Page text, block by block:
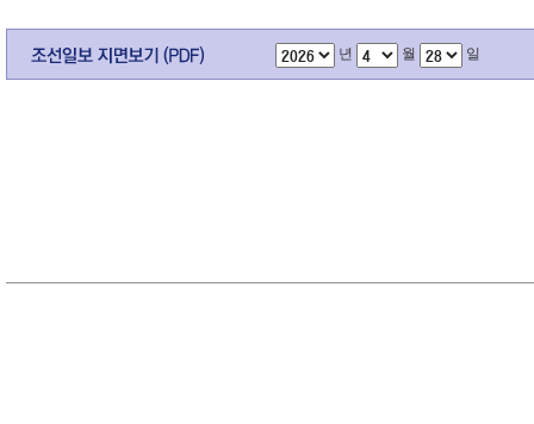
년 월 일